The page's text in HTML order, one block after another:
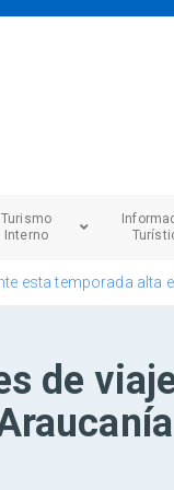
Turismo
Interno
esta temporada alta
de